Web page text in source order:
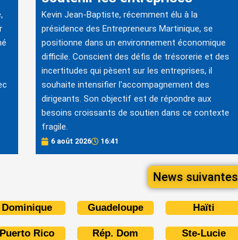
Kevin Jean-Baptiste, récemment élu à la
présidence des Entrepreneurs Martinique, se
positionne dans un environnement économique
difficile. Conscient des défis de trésorerie et des
incertitudes qui pèsent sur les entreprises, il
souhaite intensifier l'accompagnement des
dirigeants. Son objectif est de répondre aux
besoins croissants de soutien dans ce contexte
fragile.
6 août 2026 16:41
News suivantes
Dominique Guadeloupe Haïti
Puerto Rico Rép. Dom Ste-Lucie